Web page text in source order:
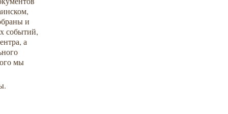
и
событий,
а
мы